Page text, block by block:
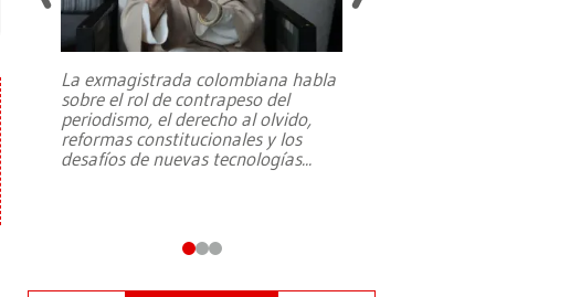
La exmagistrada colombiana habla
sobre el rol de contrapeso del
periodismo, el derecho al olvido,
reformas constitucionales y los
desafíos de nuevas tecnologías...